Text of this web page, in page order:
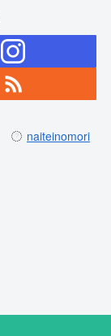
naiteinomori